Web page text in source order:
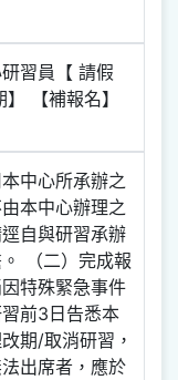
習員【 請假
【補報名】
中心所承辦之
本中心辦理之
自與研習承辦
（二）完成報
特殊緊急事件
前3日告悉本
期/取消研習，
出席者，應於